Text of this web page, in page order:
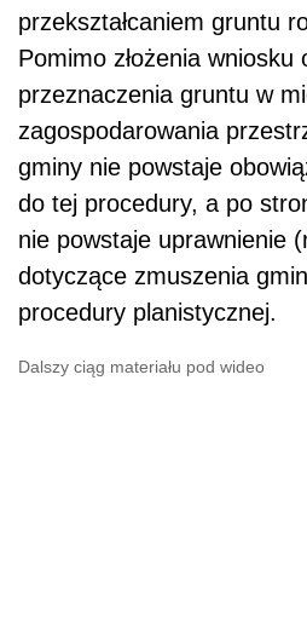
przekształcaniem gruntu
Pomimo złożenia wniosku
przeznaczenia gruntu w
zagospodarowania
gminy nie powstaje
do tej procedury, a po
nie powstaje uprawnienie
dotyczące zmuszenia
procedury planistycznej.
Dalszy ciąg materiału pod wideo